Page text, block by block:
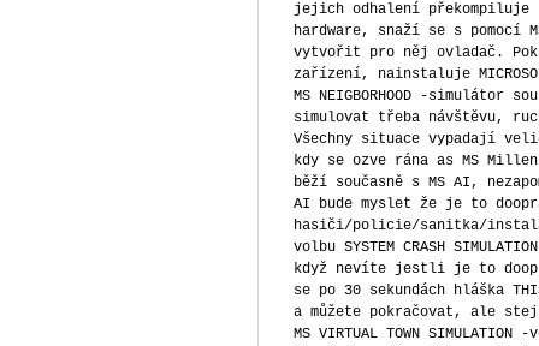
jejich odhalení překompiluje
hardware, snaží se s pomocí
vytvořit pro něj ovladač.
zařízení, nainstaluje MICROSOFT
MS NEIGBORHOOD -
simulovat třeba návštěvu,
Všechny situace vypadají
kdy se ozve rána as MS
běží současně s MS AI,
AI bude myslet že je to
hasiči/policie/sanitka/
volbu SYSTEM CRASH
když nevíte jestli je to
se po 30 sekundách hláška THIS
a můžete pokračovat, ale
MS VIRTUAL TOWN